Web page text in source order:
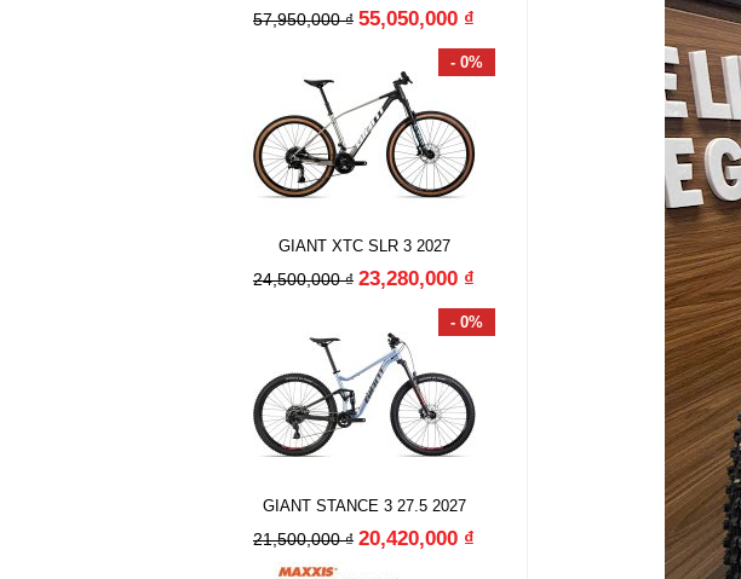
57,950,000 ₫ 55,050,000 ₫
- 0%
GIANT XTC SLR 3 2027
24,500,000 ₫ 23,280,000 ₫
- 0%
GIANT STANCE 3 27.5 2027
21,500,000 ₫ 20,420,000 ₫